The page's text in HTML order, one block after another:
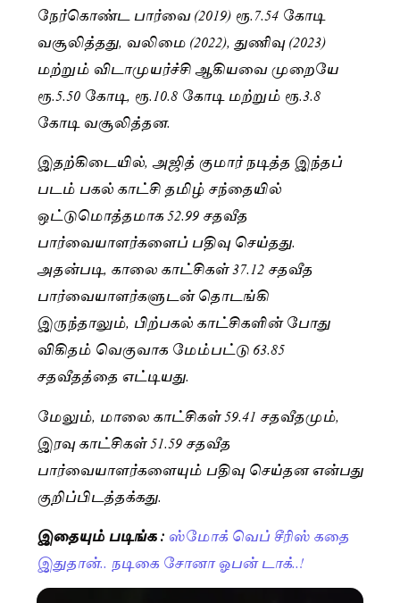
நேர்கொண்ட பார்வை (2019) ரூ.7.54 கோடி
வசூலித்தது, வலிமை (2022), துணிவு (2023)
மற்றும் விடாமுயர்ச்சி ஆகியவை முறையே
ரூ.5.50 கோடி, ரூ.10.8 கோடி மற்றும் ரூ.3.8
கோடி வசூலித்தன.
இதற்கிடையில், அஜித் குமார் நடித்த இந்தப்
படம் பகல் காட்சி தமிழ் சந்தையில்
ஒட்டுமொத்தமாக 52.99 சதவீத
பார்வையாளர்களைப் பதிவு செய்தது.
அதன்படி, காலை காட்சிகள் 37.12 சதவீத
பார்வையாளர்களுடன் தொடங்கி
இருந்தாலும், பிற்பகல் காட்சிகளின் போது
விகிதம் வெகுவாக மேம்பட்டு 63.85
சதவீதத்தை எட்டியது.
மேலும், மாலை காட்சிகள் 59.41 சதவீதமும்,
இரவு காட்சிகள் 51.59 சதவீத
பார்வையாளர்களையும் பதிவு செய்தன என்பது
குறிப்பிடத்தக்கது.
இதையும் படிங்க :ஸ்மோக் வெப் சீரிஸ் கதை
இதுதான்.. நடிகை சோனா ஓபன் டாக்..!